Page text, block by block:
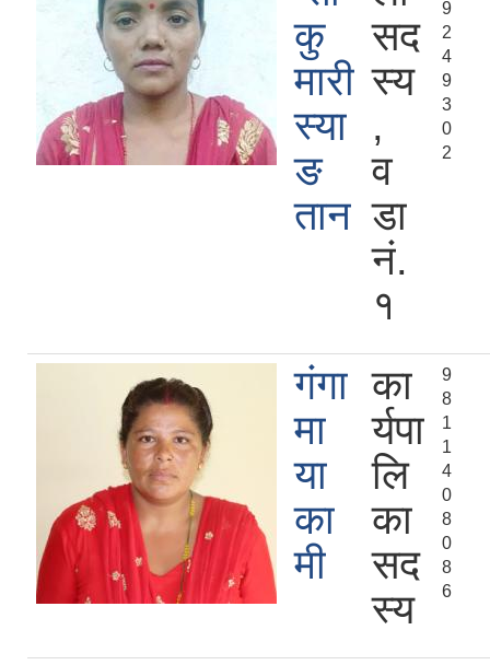
कु
मारी
स्या
ङ
तान
सद
स्य
,
व
डा
नं.
१
9
2
4
9
3
0
2
गंगा
मा
या
का
मी
का
र्यपा
लि
का
सद
स्य
9
8
1
1
4
0
8
0
8
6